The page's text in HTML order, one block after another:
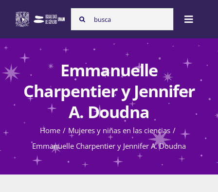
content
Search
for:
Toggle
Nosotras
Programas
Atención de la violencia de género
Emmanuelle
Charpentier y Jennifer
A. Doudna
Home
Mujeres y niñas en las ciencias
Emmanuelle Charpentier y Jennifer A. Doudna